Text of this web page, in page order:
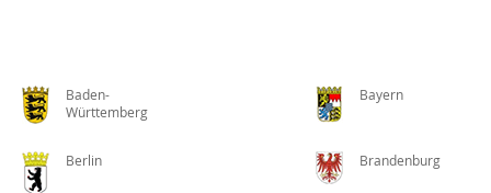
Baden-
Württemberg
Bayern
Berlin Brandenburg